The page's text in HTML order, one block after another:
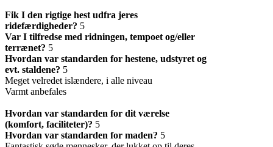
Fik I den rigtige hest udfra jeres
ridefærdigheder? 5
Var I tilfredse med ridningen, tempoet og/eller
terrænet? 5
Hvordan var standarden for hestene, udstyret og
evt. staldene? 5
Meget velredet islændere, i alle niveau
Varmt anbefales
Hvordan var standarden for dit værelse
(komfort, faciliteter)? 5
Hvordan var standarden for maden? 5